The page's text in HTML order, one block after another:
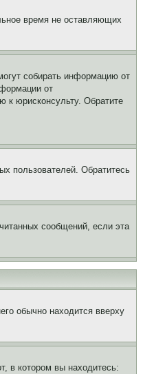
время не оставляющих
собирать информацию от
от
к юрисконсульту. Обратите
пользователей. Обратитесь
сообщений, если эта
обычно находится вверху
в котором вы находитесь: